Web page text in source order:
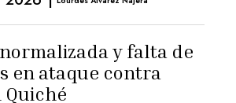
y falta de
en ataque contra